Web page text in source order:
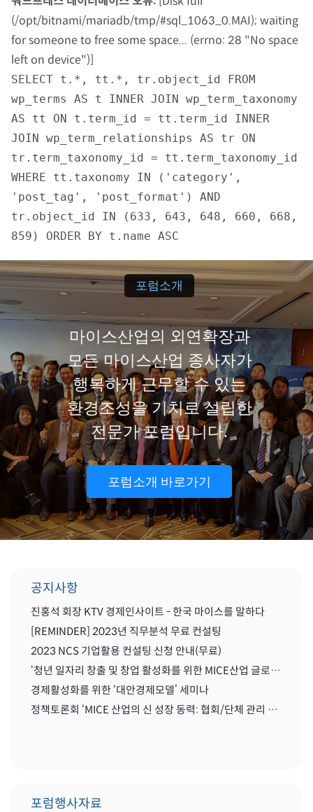
자료실
회원광장
마이페이지
회원 가입
(/opt/bitnami/mariadb/tmp/#sql_1063_0.MAI); waiting
for someone to free some space... (errno: 28 "No space
left on device")]
SELECT t.*, tt.*, tr.object_id FROM
wp_terms AS t INNER JOIN wp_term_taxonomy
AS tt ON t.term_id = tt.term_id INNER
JOIN wp_term_relationships AS tr ON
tr.term_taxonomy_id = tt.term_taxonomy_id
WHERE tt.taxonomy IN ('category',
'post_tag', 'post_format') AND
tr.object_id IN (633, 643, 648, 660, 668,
859) ORDER BY t.name ASC
포럼소개
마이스산업의 외연확장과
모든 마이스산업 종사자가
행복하게 근무할 수 있는
환경조성을 기치로 설립한
전문가 포럼입니다.
포럼소개 바로가기
공지사항
진홍석 회장 KTV 경제인사이트 - 한국 마이스를 말하다
[REMINDER] 2023년 직무분석 무료 컨설팅
2023 NCS 기업활용 컨설팅 신청 안내(무료)
‘청년 일자리 창출 및 창업 활성화를 위한 MICE산업 글로벌화를 위한 세미나'
경제활성화를 위한 ‘대안경제모델’ 세미나
정책토론회 ‘MICE 산업의 신 성장 동력: 협회/단체 관리 및 복합리조트 산업’
포럼행사자료